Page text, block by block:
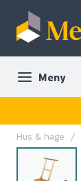
Meny
Hus & hage